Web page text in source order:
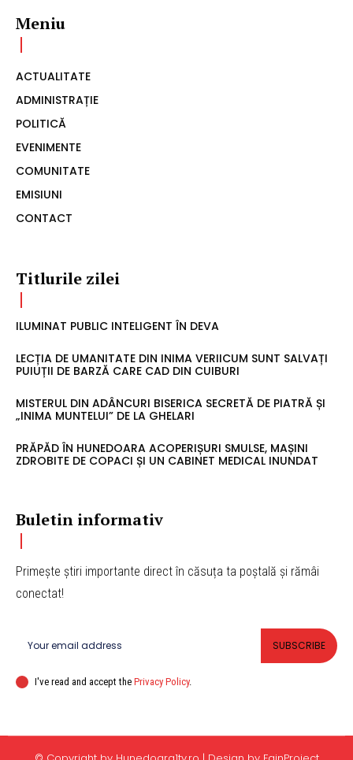
Meniu
ACTUALITATE
ADMINISTRAȚIE
POLITICĂ
EVENIMENTE
COMUNITATE
EMISIUNI
CONTACT
Titlurile zilei
ILUMINAT PUBLIC INTELIGENT ÎN DEVA
LECȚIA DE UMANITATE DIN INIMA VERIICUM SUNT SALVAȚI
PUIUȚII DE BARZĂ CARE CAD DIN CUIBURI
MISTERUL DIN ADÂNCURI BISERICA SECRETĂ DE PIATRĂ ȘI
„INIMA MUNTELUI” DE LA GHELARI
PRĂPĂD ÎN HUNEDOARA ACOPERIȘURI SMULSE, MAȘINI
ZDROBITE DE COPACI ȘI UN CABINET MEDICAL INUNDAT
Buletin informativ
Primește știri importante direct în căsuța ta poștală și rămâi
conectat!
SUBSCRIBE
I've read and accept the Privacy Policy.